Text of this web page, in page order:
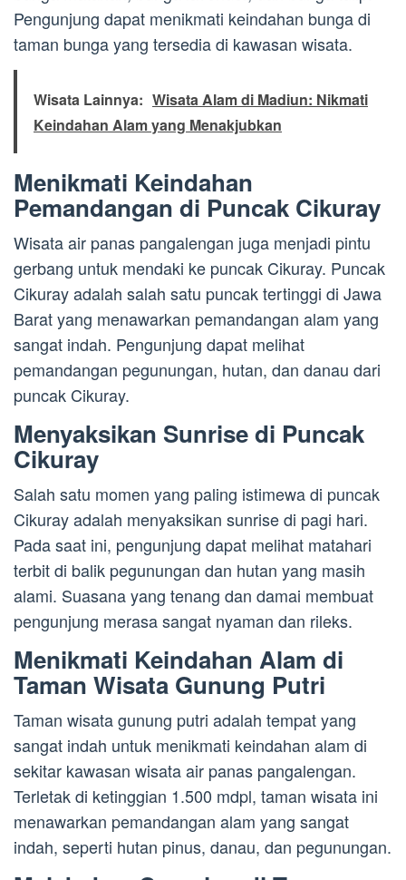
Pengunjung dapat menikmati keindahan bunga di
taman bunga yang tersedia di kawasan wisata.
Wisata Lainnya: Wisata Alam di Madiun: Nikmati
Keindahan Alam yang Menakjubkan
Menikmati Keindahan
Pemandangan di Puncak Cikuray
Wisata air panas pangalengan juga menjadi pintu
gerbang untuk mendaki ke puncak Cikuray. Puncak
Cikuray adalah salah satu puncak tertinggi di Jawa
Barat yang menawarkan pemandangan alam yang
sangat indah. Pengunjung dapat melihat
pemandangan pegunungan, hutan, dan danau dari
puncak Cikuray.
Menyaksikan Sunrise di Puncak
Cikuray
Salah satu momen yang paling istimewa di puncak
Cikuray adalah menyaksikan sunrise di pagi hari.
Pada saat ini, pengunjung dapat melihat matahari
terbit di balik pegunungan dan hutan yang masih
alami. Suasana yang tenang dan damai membuat
pengunjung merasa sangat nyaman dan rileks.
Menikmati Keindahan Alam di
Taman Wisata Gunung Putri
Taman wisata gunung putri adalah tempat yang
sangat indah untuk menikmati keindahan alam di
sekitar kawasan wisata air panas pangalengan.
Terletak di ketinggian 1.500 mdpl, taman wisata ini
menawarkan pemandangan alam yang sangat
indah, seperti hutan pinus, danau, dan pegunungan.